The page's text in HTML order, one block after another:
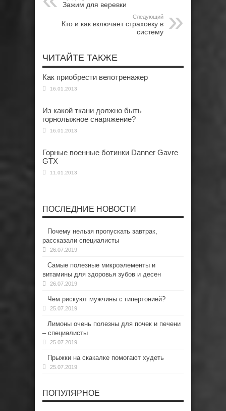
Зажим для веревки
Следующий
Кто и как включает страховку в
систему
ЧИТАЙТЕ ТАКЖЕ
Как приобрести велотренажер
16.01.2013
Из какой ткани должно быть
горнолыжное снаряжение?
16.01.2013
Горные военные ботинки Danner Gavre
GTX
11.01.2013
ПОСЛЕДНИЕ НОВОСТИ
Почему нельзя пропускать завтрак,
рассказали специалисты
26.07.2019
Самые полезные микроэлементы и
витамины для здоровья зубов и десен
26.07.2019
Чем рискуют мужчины с гипертонией?
25.07.2019
Лимоны очень полезны для почек и печени
– специалисты
25.07.2019
Прыжки на скакалке помогают худеть
25.07.2019
ПОПУЛЯРНОЕ